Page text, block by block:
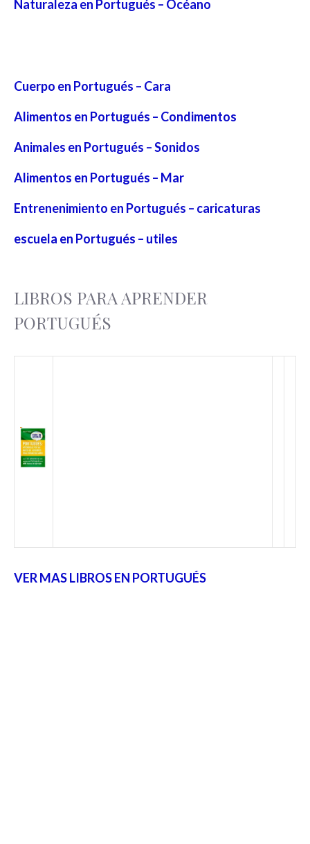
Naturaleza en Portugués – Océano
Cuerpo en Portugués – Cara
Alimentos en Portugués – Condimentos
Animales en Portugués – Sonidos
Alimentos en Portugués – Mar
Entrenenimiento en Portugués – caricaturas
escuela en Portugués – utiles
LIBROS PARA APRENDER
PORTUGUÉS
VER MAS LIBROS EN PORTUGUÉS